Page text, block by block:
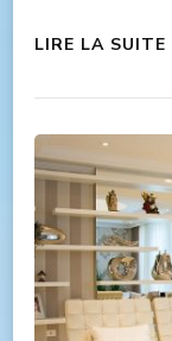
LIRE LA SUITE